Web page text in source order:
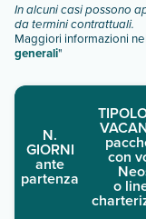
In alcuni casi possono
da termini contrattuali.
Maggiori informazioni
generali"
N.
GIORNI
ante
partenza
con
o